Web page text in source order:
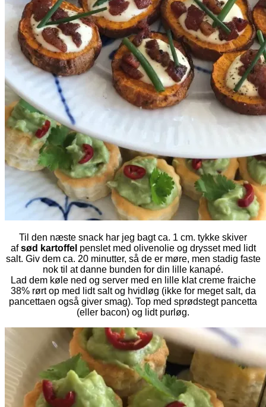
Til den næste snack har jeg bagt ca. 1 cm. tykke skiver
afsød kartoffel penslet med olivenolie og drysset med lidt
salt. Giv dem ca. 20 minutter, så de er møre, men stadig faste
nok til at danne bunden for din lille kanapé.
Lad dem køle ned og server med en lille klat creme fraiche
38% rørt op med lidt salt og hvidløg (ikke for meget salt, da
pancettaen også giver smag). Top med sprødstegt pancetta
(eller bacon) og lidt purløg.